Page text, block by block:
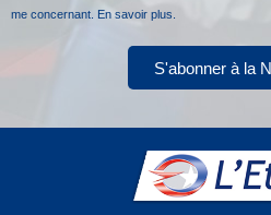
me concernant.
En savoir plus.
S'abonner à la